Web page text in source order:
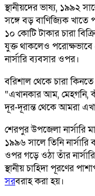
স্থানীয়দের ভাষ্য, ১৯৯২
সঙ্গে বড় বাণিজ্যিক খাতে
১০ কোটি টাকার চারা
যুক্ত থাকলেও পরোক্ষভাবে
নার্সারি ব্যবসার ওপর।
বরিশাল থেকে চারা
“এখানকার আম, মেহগনি,
দূর-দূরান্ত থেকে আমরা
শেরপুর উপজেলা নার্সারি
১৯৯৬ সালে তিনি
ওপর গড়ে ওঠা তাঁর
স্থানীয় চাহিদা পূরণের
সরবরাহ করা হয়।